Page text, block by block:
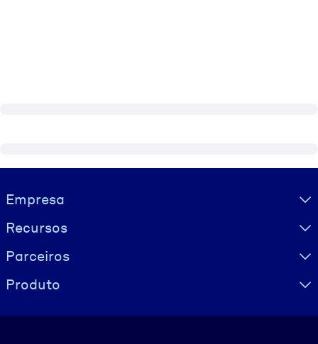
Visually hidden Text
Empresa
Recursos
Parceiros
Produto